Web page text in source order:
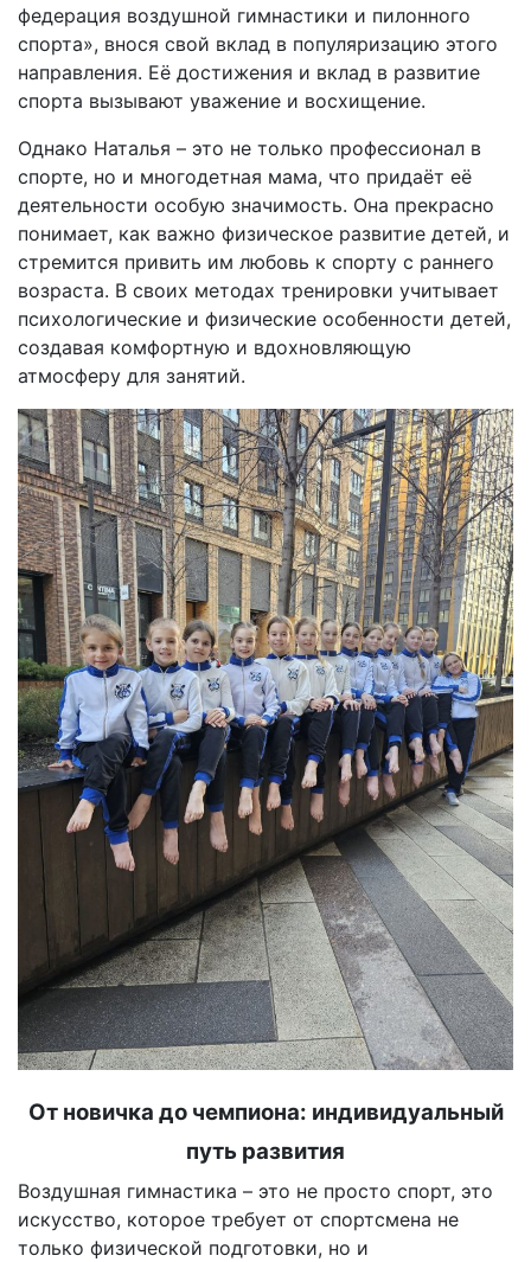
федерация воздушной гимнастики и пилонного
спорта», внося свой вклад в популяризацию этого
направления. Её достижения и вклад в развитие
спорта вызывают уважение и восхищение.
Однако Наталья – это не только профессионал в
спорте, но и многодетная мама, что придаёт её
деятельности особую значимость. Она прекрасно
понимает, как важно физическое развитие детей, и
стремится привить им любовь к спорту с раннего
возраста. В своих методах тренировки учитывает
психологические и физические особенности детей,
создавая комфортную и вдохновляющую
атмосферу для занятий.
От новичка до чемпиона: индивидуальный
путь развития
Воздушная гимнастика – это не просто спорт, это
искусство, которое требует от спортсмена не
только физической подготовки, но и